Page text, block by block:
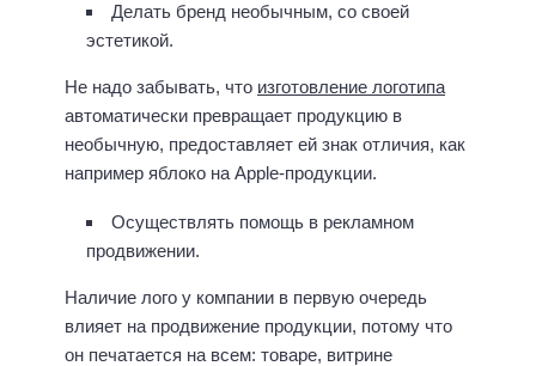
Делать бренд необычным, со своей
эстетикой.
Не надо забывать, что изготовление логотипа
автоматически превращает продукцию в
необычную, предоставляет ей знак отличия, как
например яблоко на Apple-продукции.
Осуществлять помощь в рекламном
продвижении.
Наличие лого у компании в первую очередь
влияет на продвижение продукции, потому что
он печатается на всем: товаре, витрине